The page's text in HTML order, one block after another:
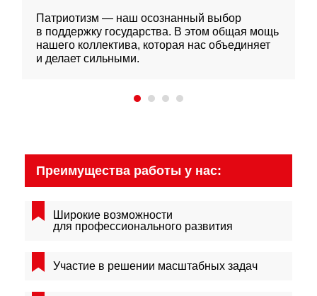
Патриотизм — наш осознанный выбор
в поддержку государства. В этом общая мощь
нашего коллектива, которая нас объединяет
и делает сильными.
Преимущества работы у нас:
Широкие возможности
для профессионального развития
Участие в решении масштабных задач